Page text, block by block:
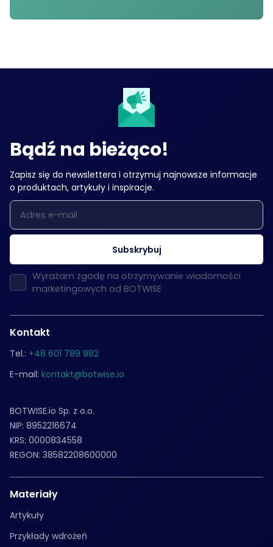
Bądź na bieżąco!
Zapisz się do newslettera i otrzymuj najnowsze informacje
o produktach, artykuły i inspiracje.
Adres e-mail
Subskrybuj
Wyrażam zgodę na otrzymywanie wiadomości
marketingowych od BOTWISE
Kontakt
Tel.: +48 601 789 982
E-mail: kontakt@botwise.io
BOTWISE.io Sp. z o.o.
NIP: 8952216674
KRS: 0000834558
REGON: 38582208600000
Materiały
Artykuły
Przykłady wdrożeń